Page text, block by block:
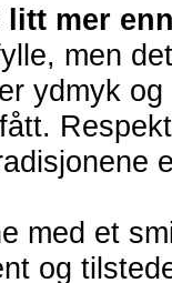
mer
men
ydmyk
med et
og